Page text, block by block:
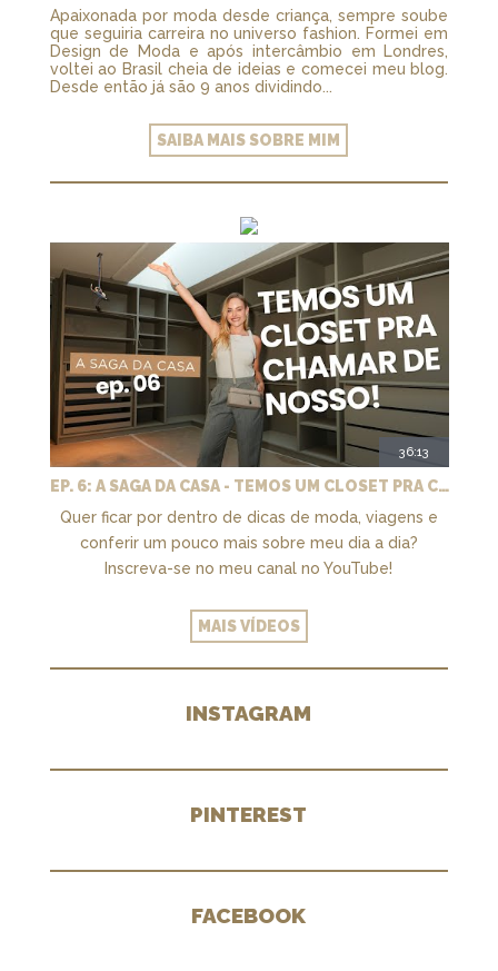
Apaixonada por moda desde criança, sempre soube
que seguiria carreira no universo fashion. Formei em
Design de Moda e após intercâmbio em Londres,
voltei ao Brasil cheia de ideias e comecei meu blog.
Desde então já são 9 anos dividindo...
SAIBA MAIS SOBRE MIM
36:13
EP. 6: A SAGA DA CASA - TEMOS UM CLOSET PRA CHAMAR DE NOSSO + MARCENARIA E PAISAGISMO
Quer ficar por dentro de dicas de moda, viagens e
conferir um pouco mais sobre meu dia a dia?
Inscreva-se no meu canal no YouTube!
MAIS VÍDEOS
INSTAGRAM
PINTEREST
FACEBOOK